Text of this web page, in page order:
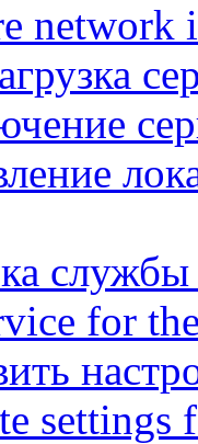
network
for
settings